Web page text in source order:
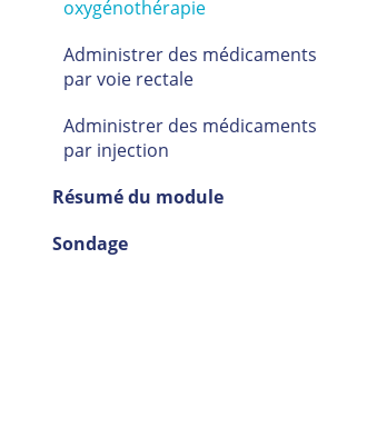
oxygénothérapie
Administrer des médicaments
par voie rectale
Administrer des médicaments
par injection
Résumé du module
Sondage
votre carnet de suivi